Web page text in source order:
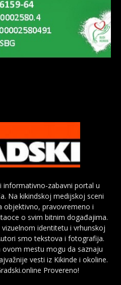
informativno-zabavni portal u
Na kikindskoj medijskoj sceni
objektivno, pravovremeno i
o svim bitnim događajima.
identitetu i vrhunskoj
smo tekstova i fotografija.
mestu mogu da saznaju
vesti iz Kikinde i okoline.
Provereno!